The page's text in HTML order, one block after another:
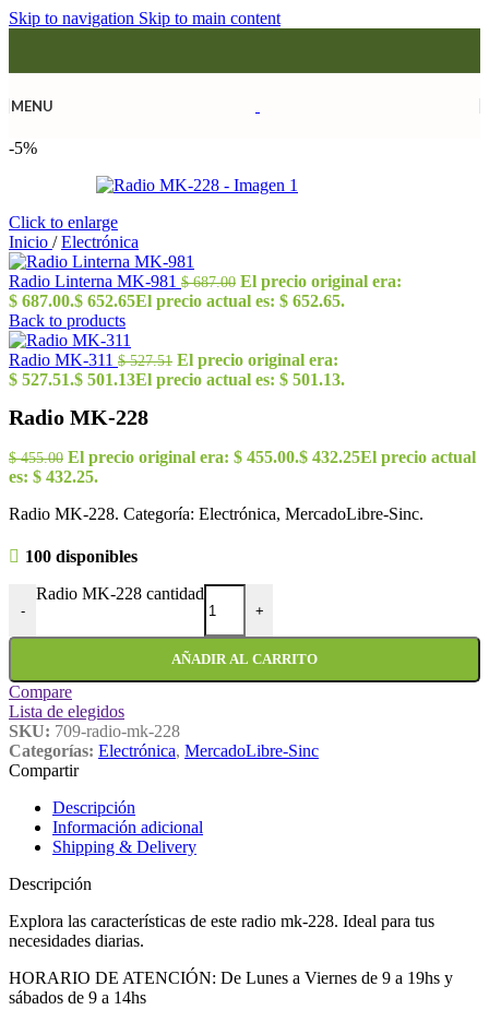
Skip to navigation Skip to main content
MENU
-5%
Click to enlarge
Inicio / Electrónica
Radio Linterna MK-981 $687.00 El precio original era:
$ 687.00.$ 652.65El precio actual es: $ 652.65.
Back to products
Radio MK-311 $527.51 El precio original era:
$ 527.51.$ 501.13El precio actual es: $ 501.13.
Radio MK-228
$455.00 El precio original era: $ 455.00.$ 432.25El precio actual
es: $ 432.25.
Radio MK-228. Categoría: Electrónica, MercadoLibre-Sinc.
100 disponibles
-
Radio MK-228 cantidad
+
AÑADIR AL CARRITO
Compare
Lista de elegidos
SKU: 709-radio-mk-228
Categorías: Electrónica, MercadoLibre-Sinc
Compartir
Descripción
Información adicional
Shipping & Delivery
Descripción
Explora las características de este radio mk-228. Ideal para tus
necesidades diarias.
HORARIO DE ATENCIÓN: De Lunes a Viernes de 9 a 19hs y
sábados de 9 a 14hs